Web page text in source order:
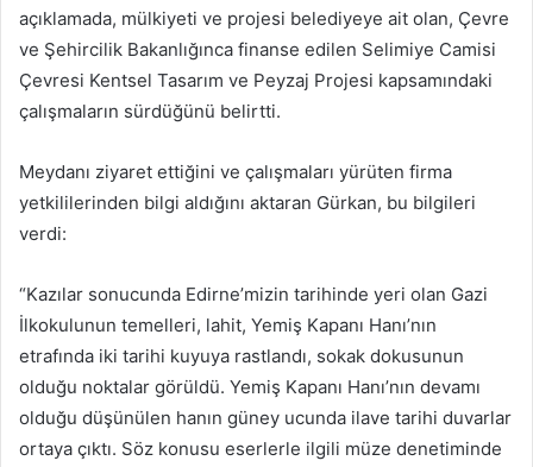
açıklamada, mülkiyeti ve projesi belediyeye ait olan, Çevre
ve Şehircilik Bakanlığınca finanse edilen Selimiye Camisi
Çevresi Kentsel Tasarım ve Peyzaj Projesi kapsamındaki
çalışmaların sürdüğünü belirtti.
Meydanı ziyaret ettiğini ve çalışmaları yürüten firma
yetkililerinden bilgi aldığını aktaran Gürkan, bu bilgileri
verdi:
“Kazılar sonucunda Edirne’mizin tarihinde yeri olan Gazi
İlkokulunun temelleri, lahit, Yemiş Kapanı Hanı’nın
etrafında iki tarihi kuyuya rastlandı, sokak dokusunun
olduğu noktalar görüldü. Yemiş Kapanı Hanı’nın devamı
olduğu düşünülen hanın güney ucunda ilave tarihi duvarlar
ortaya çıktı. Söz konusu eserlerle ilgili müze denetiminde